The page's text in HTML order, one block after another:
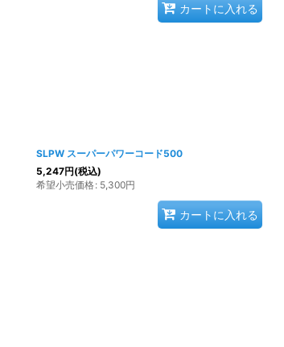
カートに入れる
SLPW スーパーパワーコード500
5,247円(税込)
希望小売価格: 5,300円
カートに入れる